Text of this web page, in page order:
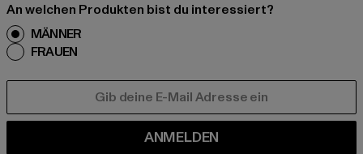
An welchen Produkten bist du interessiert?
MÄNNER
FRAUEN
ANMELDEN